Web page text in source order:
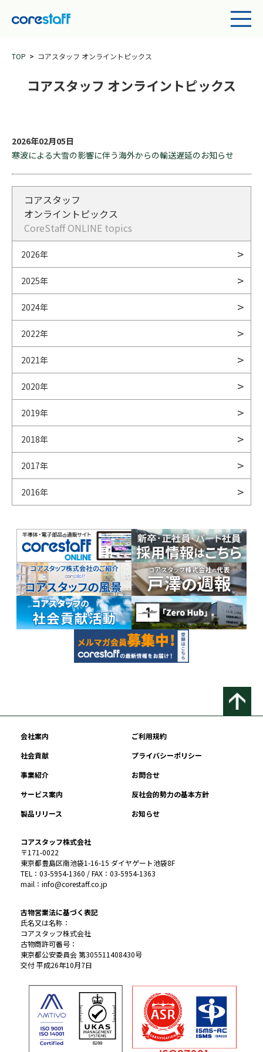
TOP コアスタッフ オンライントピックス
コアスタッフ オンライントピックス
2026年02月05日
寒波による大雪の影響に伴う海外からの輸送遅延のお知らせ
コアスタッフ
オンライントピックス
CoreStaff ONLINE topics
2026年
2025年
2024年
2022年
2021年
2020年
2019年
2018年
2017年
2016年
会社案内
ご利用規約
社会貢献
プライバシーポリシー
事業紹介
お問合せ
サービス案内
反社会的勢力の基本方針
製品リリース
お知らせ
コアスタッフ株式会社
〒171-0022
東京都豊島区南池袋1-16-15 ダイヤゲート池袋8F
TEL：03-5954-1360 / FAX：03-5954-1363
mail：info@corestaff.co.jp
古物営業法に基づく表記
氏名又は名称：
コアスタッフ株式会社
古物商許可番号：
東京都公安委員会 第305511408430号
交付 平成26年10月7日